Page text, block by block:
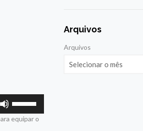
as
setas
equipar o
Arquivos
Arquivos